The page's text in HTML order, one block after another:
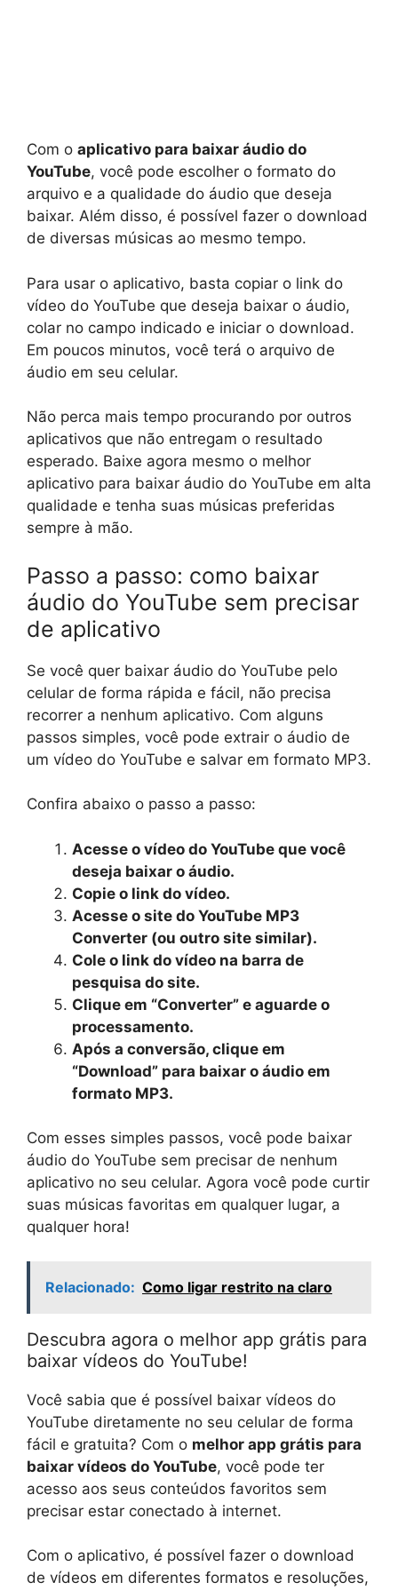
Com o aplicativo para baixar áudio do
YouTube, você pode escolher o formato do
arquivo e a qualidade do áudio que deseja
baixar. Além disso, é possível fazer o download
de diversas músicas ao mesmo tempo.
Para usar o aplicativo, basta copiar o link do
vídeo do YouTube que deseja baixar o áudio,
colar no campo indicado e iniciar o download.
Em poucos minutos, você terá o arquivo de
áudio em seu celular.
Não perca mais tempo procurando por outros
aplicativos que não entregam o resultado
esperado. Baixe agora mesmo o melhor
aplicativo para baixar áudio do YouTube em alta
qualidade e tenha suas músicas preferidas
sempre à mão.
Passo a passo: como baixar
áudio do YouTube sem precisar
de aplicativo
Se você quer baixar áudio do YouTube pelo
celular de forma rápida e fácil, não precisa
recorrer a nenhum aplicativo. Com alguns
passos simples, você pode extrair o áudio de
um vídeo do YouTube e salvar em formato MP3.
Confira abaixo o passo a passo:
Acesse o vídeo do YouTube que você
deseja baixar o áudio.
Copie o link do vídeo.
Acesse o site do YouTube MP3
Converter (ou outro site similar).
Cole o link do vídeo na barra de
pesquisa do site.
Clique em “Converter” e aguarde o
processamento.
Após a conversão, clique em
“Download” para baixar o áudio em
formato MP3.
Com esses simples passos, você pode baixar
áudio do YouTube sem precisar de nenhum
aplicativo no seu celular. Agora você pode curtir
suas músicas favoritas em qualquer lugar, a
qualquer hora!
Relacionado: Como ligar restrito na claro
Descubra agora o melhor app grátis para
baixar vídeos do YouTube!
Você sabia que é possível baixar vídeos do
YouTube diretamente no seu celular de forma
fácil e gratuita? Com o melhor app grátis para
baixar vídeos do YouTube, você pode ter
acesso aos seus conteúdos favoritos sem
precisar estar conectado à internet.
Com o aplicativo, é possível fazer o download
de vídeos em diferentes formatos e resoluções,